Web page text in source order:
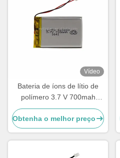
Vídeo
Bateria de íons de lítio de
polímero 3.7 V 700mah
Bateria LP423450
Obtenha o melhor preço